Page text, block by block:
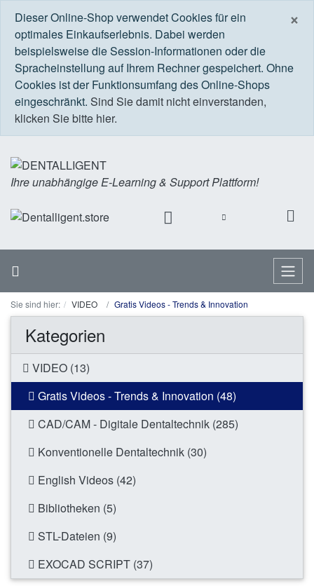
×
Dieser Online-Shop verwendet Cookies für ein
optimales Einkaufserlebnis. Dabei werden
beispielsweise die Session-Informationen oder die
Spracheinstellung auf Ihrem Rechner gespeichert. Ohne
Cookies ist der Funktionsumfang des Online-Shops
eingeschränkt. Sind Sie damit nicht einverstanden,
klicken Sie bitte hier.
Ihre unabhängige E-Learning & Support Plattform!
Menü
Sie sind hier: VIDEO Gratis Videos - Trends & Innovation
Kategorien
VIDEO (13)
Gratis Videos - Trends & Innovation (48)
CAD/CAM - Digitale Dentaltechnik (285)
Konventionelle Dentaltechnik (30)
English Videos (42)
Bibliotheken (5)
STL-Dateien (9)
EXOCAD SCRIPT (37)